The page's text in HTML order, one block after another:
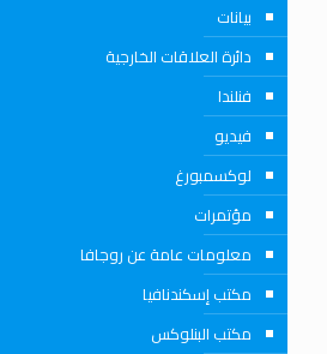
بيانات
دائرة العلاقات الخارجية
فنلندا
فيديو
لوكسمبورغ
مؤتمرات
معلومات عامة عن روجافا
مكتب إسكندنافيا
مكتب البنلوكس